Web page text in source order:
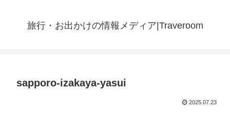
旅行・お出かけの情報メディア|Traveroom
sapporo-izakaya-yasui
2025.07.23